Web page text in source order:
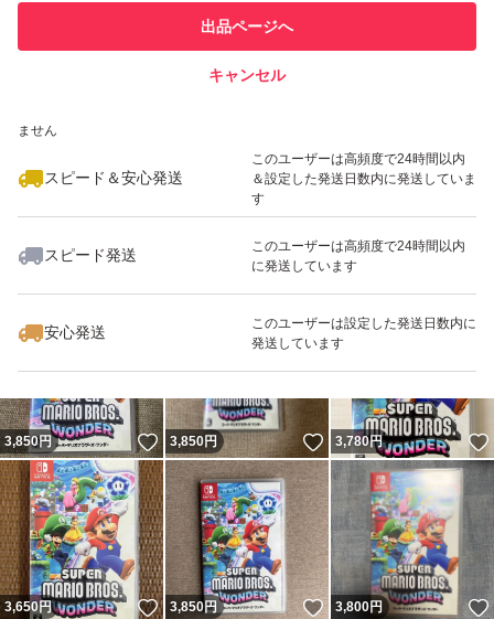
での取引実績があります
ません
スピード＆安心発送
このユーザーは高頻度で24時間以内
＆設定した発送日数内に発送していま
す
スピード発送
このユーザーは高頻度で24時間以内
に発送しています
安心発送
このユーザーは設定した発送日数内に
発送しています
出品ページへ
キャンセル
いいね！
3,699
3,850円 いいね！
3,850円 いいね！
3,780円
3,650円 いいね！
3,850円 いいね！
3,800円